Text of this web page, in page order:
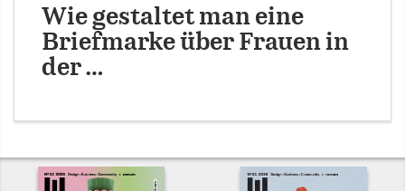
Wie gestaltet man eine
Briefmarke über Frauen in
der …